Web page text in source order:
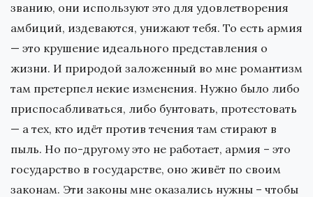
званию, они используют это для удовлетворения
амбиций, издеваются, унижают тебя. То есть армия
— это крушение идеального представления о
жизни. И природой заложенный во мне романтизм
там претерпел некие изменения. Нужно было либо
приспосабливаться, либо бунтовать, протестовать
— а тех, кто идёт против течения там стирают в
пыль. Но по-другому это не работает, армия – это
государство в государстве, оно живёт по своим
законам. Эти законы мне оказались нужны – чтобы